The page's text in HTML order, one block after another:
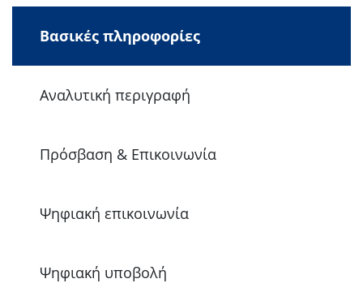
Βασικές πληροφορίες
Αναλυτική περιγραφή
Πρόσβαση & Επικοινωνία
Ψηφιακή επικοινωνία
Ψηφιακή υποβολή